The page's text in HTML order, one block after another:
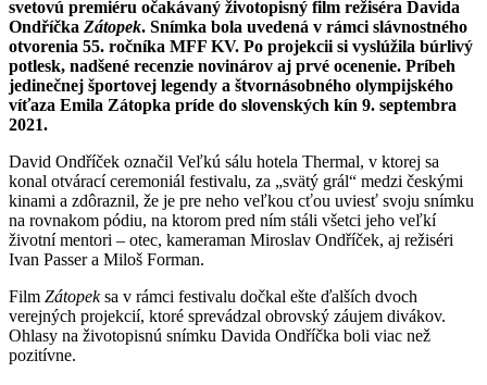
svetovú premiéru očakávaný životopisný film režiséra Davida
Ondříčka Zátopek. Snímka bola uvedená v rámci slávnostného
otvorenia 55. ročníka MFF KV. Po projekcii si vyslúžila búrlivý
potlesk, nadšené recenzie novinárov aj prvé ocenenie. Príbeh
jedinečnej športovej legendy a štvornásobného olympijského
víťaza Emila Zátopka príde do slovenských kín 9. septembra
2021.
David Ondříček označil Veľkú sálu hotela Thermal, v ktorej sa
konal otvárací ceremoniál festivalu, za „svätý grál“ medzi českými
kinami a zdôraznil, že je pre neho veľkou cťou uviesť svoju snímku
na rovnakom pódiu, na ktorom pred ním stáli všetci jeho veľkí
životní mentori – otec, kameraman Miroslav Ondříček, aj režiséri
Ivan Passer a Miloš Forman.
Film Zátopeksa v rámci festivalu dočkal ešte ďalších dvoch
verejných projekcií, ktoré sprevádzal obrovský záujem divákov.
Ohlasy na životopisnú snímku Davida Ondříčka boli viac než
pozitívne.